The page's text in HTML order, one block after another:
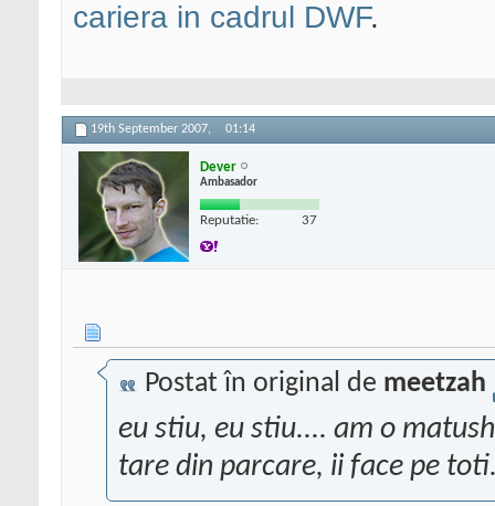
cariera in cadrul DWF.
19th September 2007, 01:14
Dever
Ambasador
Reputatie: 37
Postat în original de meetzah
eu stiu, eu stiu.... am o
tare din parcare, ii face pe